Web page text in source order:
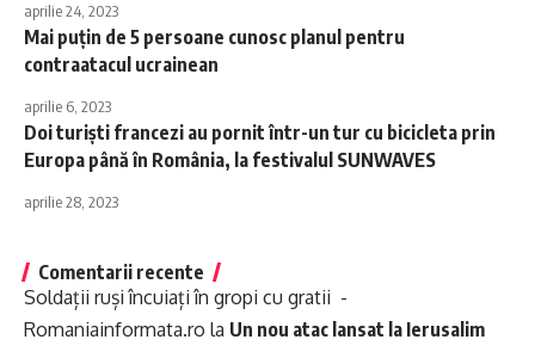
aprilie 24, 2023
Mai puțin de 5 persoane cunosc planul pentru
contraatacul ucrainean
aprilie 6, 2023
Doi turiști francezi au pornit într-un tur cu bicicleta prin
Europa până în România, la festivalul SUNWAVES
aprilie 28, 2023
Comentarii recente
Soldații ruși încuiați în gropi cu gratii -
Romaniainformata.ro la Un nou atac lansat la Ierusalim